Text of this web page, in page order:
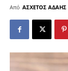
Από ΑΣΧΕΤΟΣ ΑΔΑΗΣ